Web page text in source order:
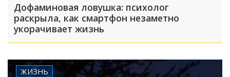
Дофаминовая ловушка: психолог
раскрыла, как смартфон незаметно
укорачивает жизнь
ЖИЗНЬ